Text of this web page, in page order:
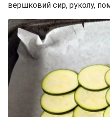
вершковий сир, руколу,